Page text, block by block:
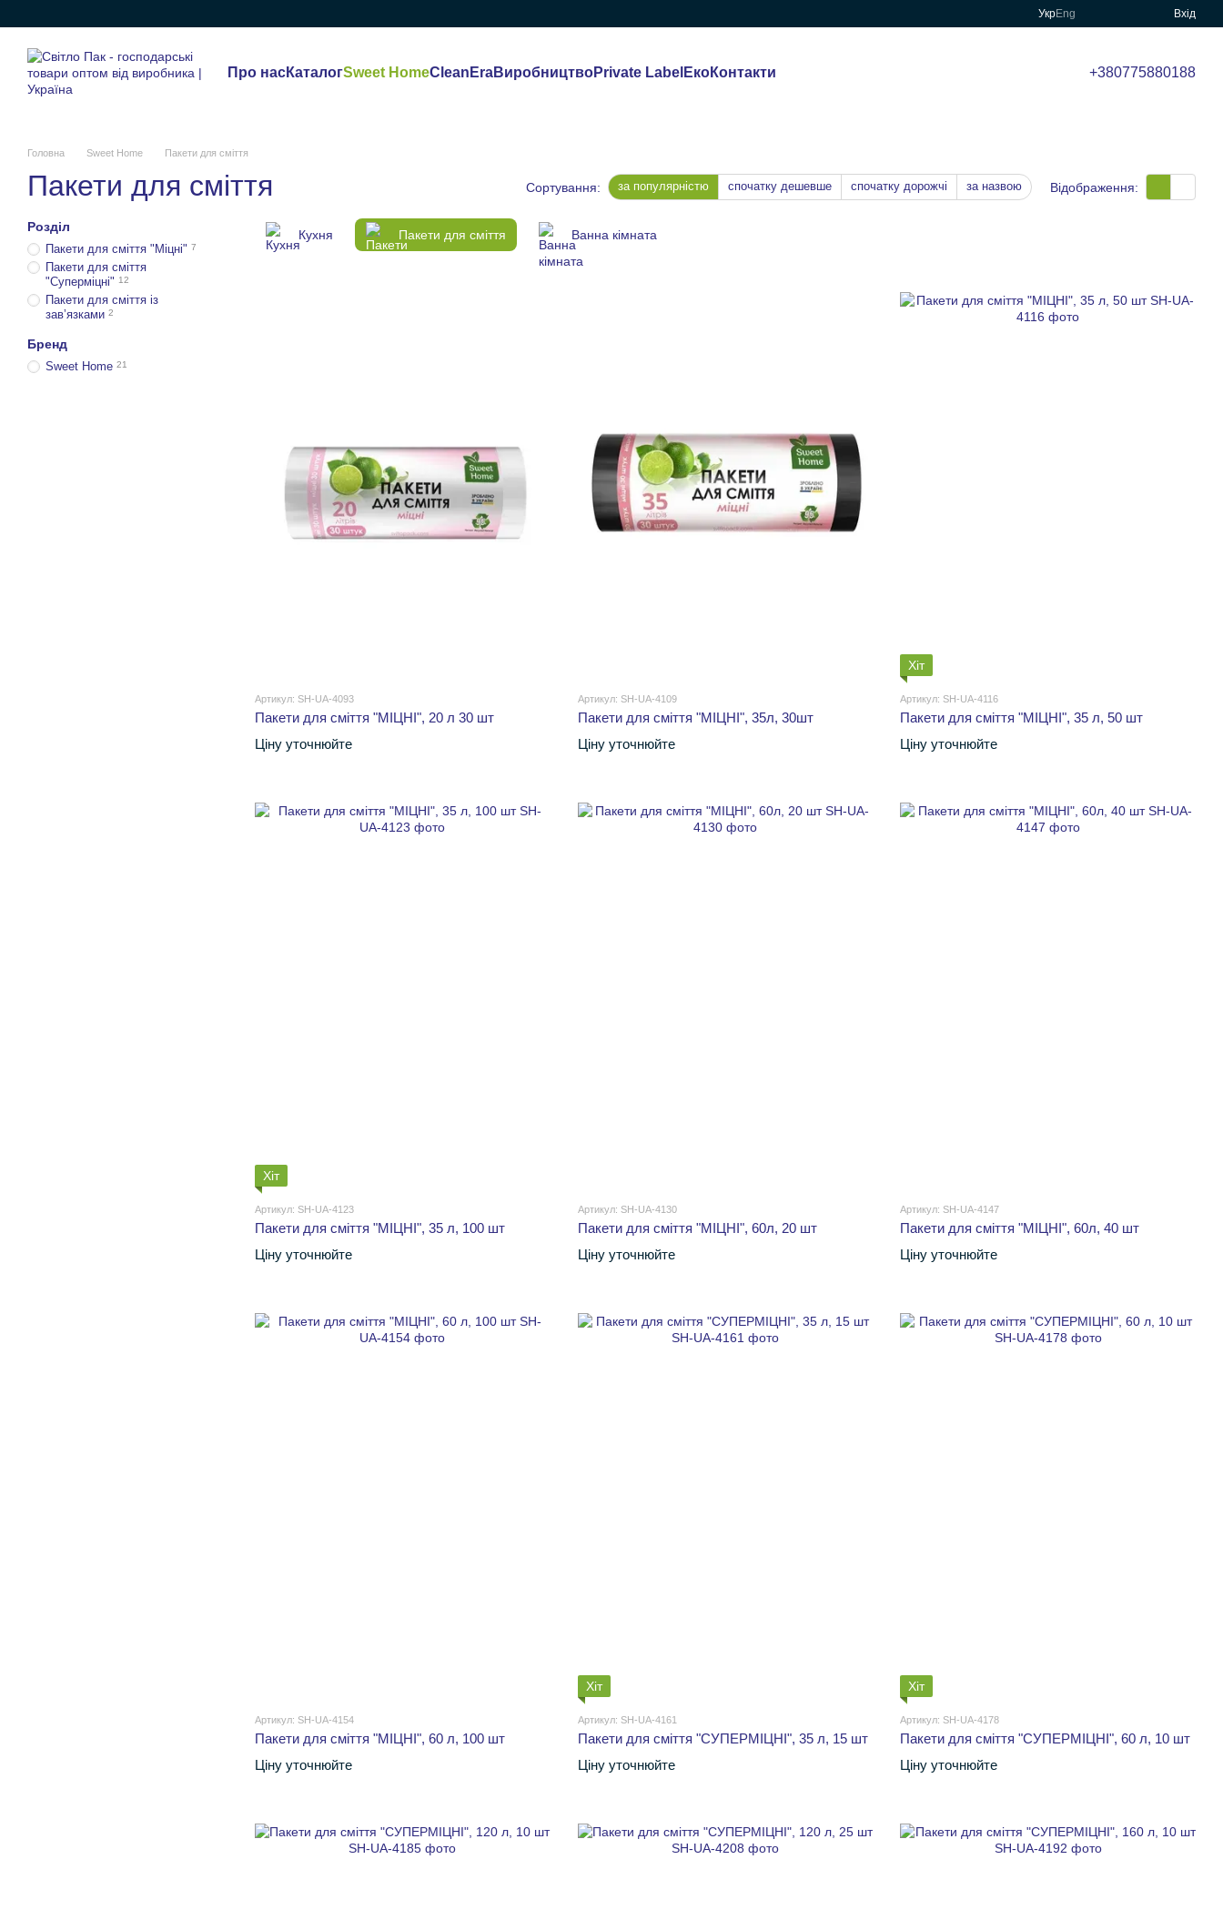
УкрEng Вхід
Про насКаталогSweet HomeCleanEraВиробництвоPrivate Label ЕкоКонтакти +380775880188
Головна Sweet Home Пакети для сміття
Пакети для сміття Сортування: за популярністю спочатку дешевше спочатку дорожчі за назвою Відображення:
Кухня Пакети для сміття Ванна кімната
Артикул: SH-UA-4093
Пакети для сміття "МІЦНІ", 20 л 30 шт
Ціну уточнюйте
Артикул: SH-UA-4109
Пакети для сміття "МІЦНІ", 35л, 30шт
Ціну уточнюйте
Хіт
Артикул: SH-UA-4116
Пакети для сміття "МІЦНІ", 35 л, 50 шт
Ціну уточнюйте
Хіт
Артикул: SH-UA-4123
Пакети для сміття "МІЦНІ", 35 л, 100 шт
Ціну уточнюйте
Артикул: SH-UA-4130
Пакети для сміття "МІЦНІ", 60л, 20 шт
Ціну уточнюйте
Артикул: SH-UA-4147
Пакети для сміття "МІЦНІ", 60л, 40 шт
Ціну уточнюйте
Артикул: SH-UA-4154
Пакети для сміття "МІЦНІ", 60 л, 100 шт
Ціну уточнюйте
Хіт
Артикул: SH-UA-4161
Пакети для сміття "СУПЕРМІЦНІ", 35 л, 15 шт
Ціну уточнюйте
Хіт
Артикул: SH-UA-4178
Пакети для сміття "СУПЕРМІЦНІ", 60 л, 10 шт
Ціну уточнюйте
Розділ
Пакети для сміття "Міцні" 7
Пакети для сміття
"Суперміцні" 12
Пакети для сміття із
завʼязками 2
Бренд
Sweet Home 21